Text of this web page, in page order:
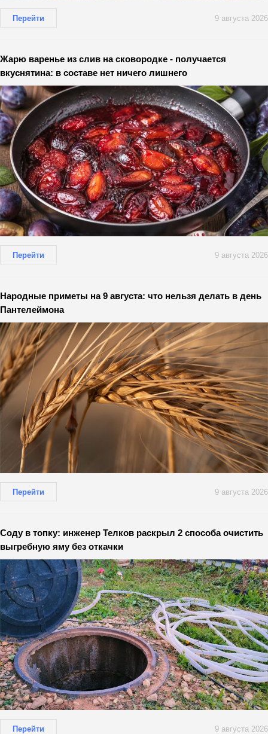
Перейти 9 августа 2026
Жарю варенье из слив на сковородке - получается
вкуснятина: в составе нет ничего лишнего
Перейти 9 августа 2026
Народные приметы на 9 августа: что нельзя делать в день
Пантелеймона
Перейти 9 августа 2026
Соду в топку: инженер Телков раскрыл 2 способа очистить
выгребную яму без откачки
Перейти 9 августа 2026